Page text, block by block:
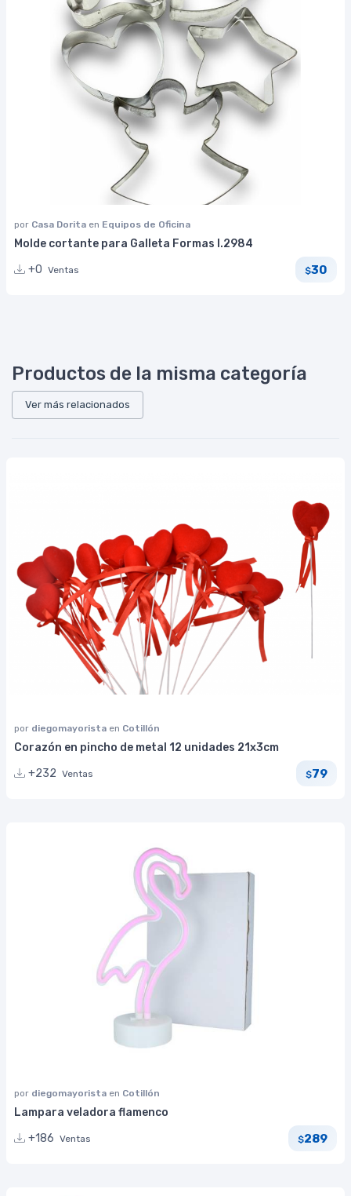
por Casa Dorita en Equipos de Oficina
Molde cortante para Galleta Formas I.2984
+0 Ventas $30
Productos de la misma categoría
Ver más relacionados
por diegomayorista en Cotillón
Corazón en pincho de metal 12 unidades 21x3cm
+232 Ventas $79
por diegomayorista en Cotillón
Lampara veladora flamenco
+186 Ventas $289